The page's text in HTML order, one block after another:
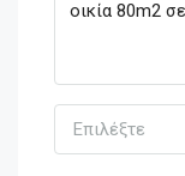
Επιλέξτε